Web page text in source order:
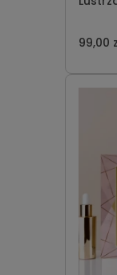
99,00